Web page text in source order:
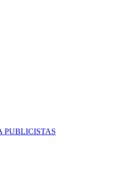
PUBLICISTAS